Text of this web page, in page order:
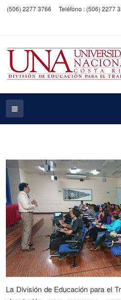
(506) 2277 3766 Teléfono : (506) 2277
La División de Educación para el